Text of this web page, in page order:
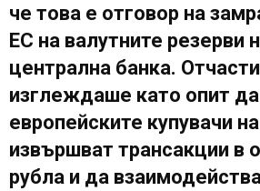
че това е отговор на
ЕС на валутните резерви
централна банка.
изглеждаше като опит
европейските купувачи
извършват трансакции в
рубла и да